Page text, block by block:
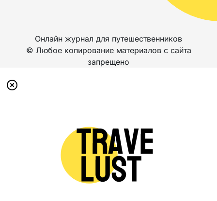
Онлайн журнал для путешественников
© Любое копирование материалов с сайта
запрещено